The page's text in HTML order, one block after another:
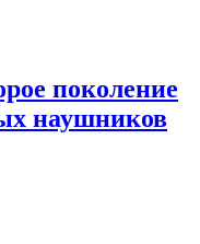
поколение
наушников